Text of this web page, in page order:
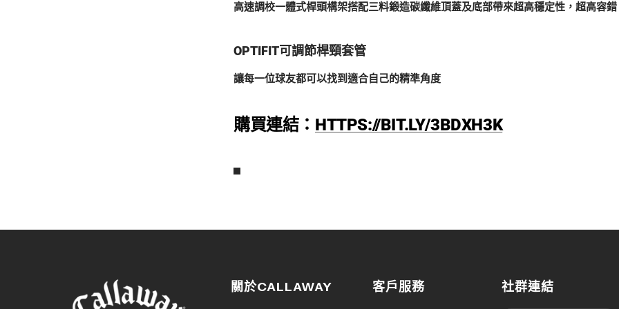
高速調校一體式桿頭構架搭配三料鍛造碳纖維頂蓋及底部帶來超高穩定性，超高容錯
OPTIFIT可調節桿頸套管
讓每一位球友都可以找到適合自己的精準角度
購買連結： HTTPS://BIT.LY/3BDXH3K
關於CALLAWAY 客戶服務 社群連結